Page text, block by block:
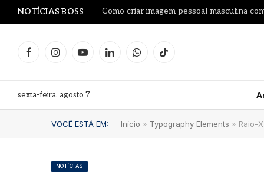
NOTÍCIAS BOSS Como criar imagem pessoal masculina
FacebookInstagramYouTubeLinkedInWhatsAppTikTok
sexta-feira, agosto 7
VOCÊ ESTÁ EM: Início » Typography Elements » Raio-
NOTÍCIAS